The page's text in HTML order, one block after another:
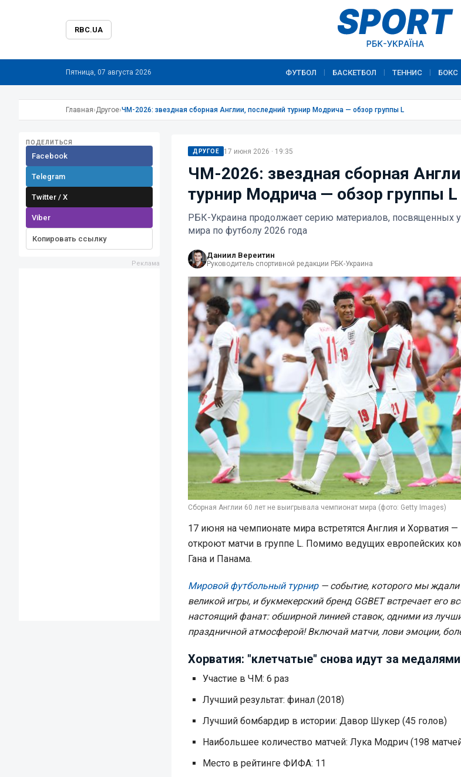
RBC.UA
Пятница, 07 августа 2026 ФУТБОЛ БАСКЕТБОЛ ТЕННИС БОКС
Главная›Другое›ЧМ-2026: звездная сборная Англии, последний турнир Модрича — обзор группы L
ПОДЕЛИТЬСЯ
Facebook
Telegram
Twitter / X
Viber
Копировать ссылку
ДРУГОЕ 17 июня 2026 · 19:35
ЧМ-2026: звездная сборная
турнир Модрича — обзор группы L
РБК-Украина продолжает серию материалов, посвященных
мира по футболу 2026 года
Даниил Вереитин
Руководитель спортивной редакции РБК-Украина
Сборная Англии 60 лет не выигрывала чемпионат мира (фото: Getty Images)
17 июня на чемпионате мира встретятся Англия и Хорватия
откроют матчи в группе L. Помимо ведущих европейских
Гана и Панама.
Мировой футбольный турнир— событие, которого мы ждали
великой игры, и букмекерский бренд GGBET встречает его
настоящий фанат: обширной линией ставок, одними из
праздничной атмосферой! Включай матчи, лови эмоции,
Хорватия: "клетчатые" снова идут за
Участие в ЧМ: 6 раз
Лучший результат: финал (2018)
Лучший бомбардир в истории: Давор Шукер (45 голов)
Наибольшее количество матчей: Лука Модрич (198
Место в рейтинге ФИФА: 11